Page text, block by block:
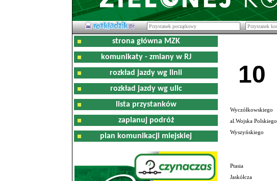
strona główna MZK
komunikaty - zmiany w RJ
rozkład jazdy wg linii
rozkład jazdy wg ulic
lista przystanków
zaplanuj podróż
plan komunikacji miejskiej
10
Wyczółkowskiego
al.Wojska Polskiego
Wyszyńskiego
Ptasia
Jaskółcza